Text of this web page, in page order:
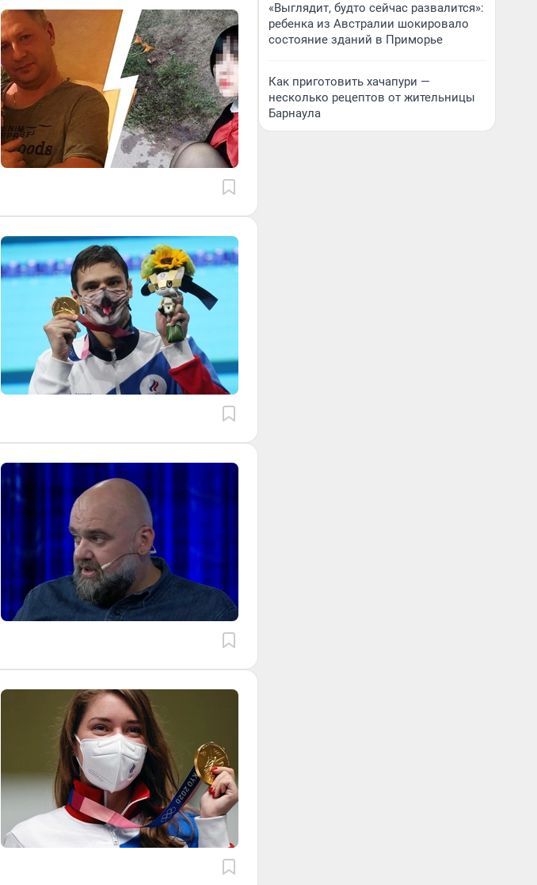
«Выглядит, будто сейчас развалится»:
ребенка из Австралии шокировало
состояние зданий в Приморье
Как приготовить хачапури —
несколько рецептов от жительницы
Барнаула